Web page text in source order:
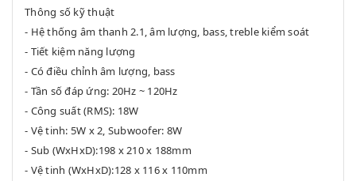
Thông số kỹ thuật
- Hệ thống âm thanh 2.1, âm lượng, bass, treble kiểm soát
- Tiết kiệm năng lượng
- Có điều chỉnh âm lượng, bass
- Tần số đáp ứng: 20Hz ~ 120Hz
- Công suất (RMS): 18W
- Vệ tinh: 5W x 2, Subwoofer: 8W
- Sub (WxHxD):198 x 210 x 188mm
- Vệ tinh (WxHxD):128 x 116 x 110mm